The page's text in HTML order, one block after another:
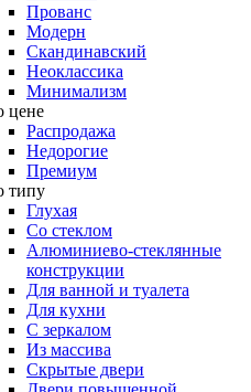
Прованс
Модерн
Скандинавский
Неоклассика
Минимализм
цене
Распродажа
Недорогие
Премиум
типу
Глухая
Со стеклом
Алюминиево-стеклянные
конструкции
Для ванной и туалета
Для кухни
С зеркалом
Из массива
Скрытые двери